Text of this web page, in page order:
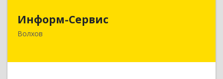
Информ-Сервис
Волхов
187400, Ленинградская обл, Волхов г,
Подробнее